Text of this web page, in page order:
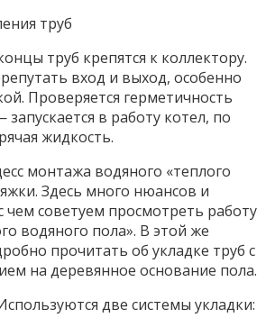
труб крепятся к коллектору.
вход и выход, особенно
Проверяется герметичность
в работу котел, по
жидкость.
монтажа водяного «теплого
Здесь много нюансов и
чем советуем просмотреть работу
водяного пола». В этой же
прочитать об укладке труб с
на деревянное основание пола.
две системы укладки: